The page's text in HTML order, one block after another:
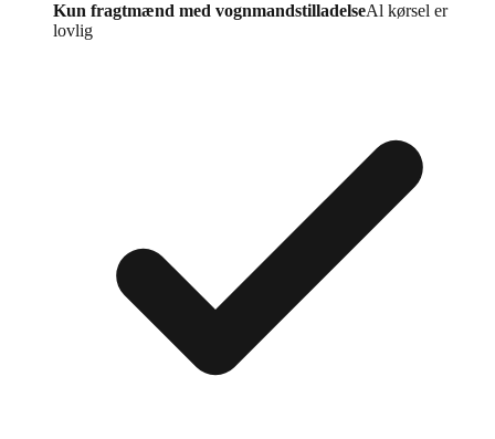
Kun fragtmænd med vognmandstilladelseAl kørsel er
lovlig